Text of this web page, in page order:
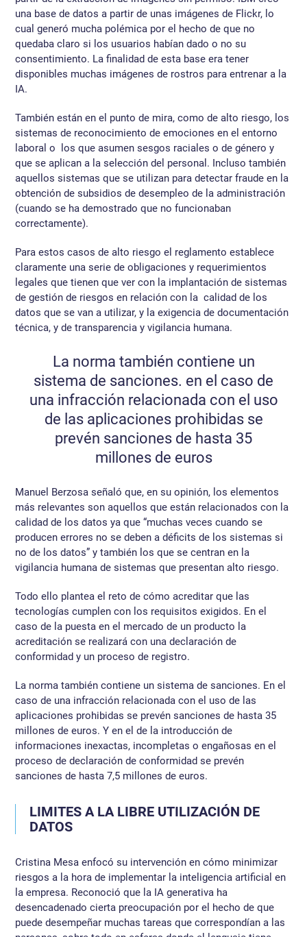
una base de datos a partir de unas imágenes de Flickr, lo
cual generó mucha polémica por el hecho de que no
quedaba claro si los usuarios habían dado o no su
consentimiento. La finalidad de esta base era tener
disponibles muchas imágenes de rostros para entrenar a la
IA.
También están en el punto de mira, como de alto riesgo, los
sistemas de reconocimiento de emociones en el entorno
laboral o los que asumen sesgos raciales o de género y
que se aplican a la selección del personal. Incluso también
aquellos sistemas que se utilizan para detectar fraude en la
obtención de subsidios de desempleo de la administración
(cuando se ha demostrado que no funcionaban
correctamente).
Para estos casos de alto riesgo el reglamento establece
claramente una serie de obligaciones y requerimientos
legales que tienen que ver con la implantación de sistemas
de gestión de riesgos en relación con la calidad de los
datos que se van a utilizar, y la exigencia de documentación
técnica, y de transparencia y vigilancia humana.
La norma también contiene un
sistema de sanciones. en el caso de
una infracción relacionada con el uso
de las aplicaciones prohibidas se
prevén sanciones de hasta 35
millones de euros
Manuel Berzosa señaló que, en su opinión, los elementos
más relevantes son aquellos que están relacionados con la
calidad de los datos ya que “muchas veces cuando se
producen errores no se deben a déficits de los sistemas si
no de los datos” y también los que se centran en la
vigilancia humana de sistemas que presentan alto riesgo.
Todo ello plantea el reto de cómo acreditar que las
tecnologías cumplen con los requisitos exigidos. En el
caso de la puesta en el mercado de un producto la
acreditación se realizará con una declaración de
conformidad y un proceso de registro.
La norma también contiene un sistema de sanciones. En el
caso de una infracción relacionada con el uso de las
aplicaciones prohibidas se prevén sanciones de hasta 35
millones de euros. Y en el de la introducción de
informaciones inexactas, incompletas o engañosas en el
proceso de declaración de conformidad se prevén
sanciones de hasta 7,5 millones de euros.
LIMITES A LA LIBRE UTILIZACIÓN DE
DATOS
Cristina Mesa enfocó su intervención en cómo minimizar
riesgos a la hora de implementar la inteligencia artificial en
la empresa. Reconoció que la IA generativa ha
desencadenado cierta preocupación por el hecho de que
puede desempeñar muchas tareas que correspondían a las